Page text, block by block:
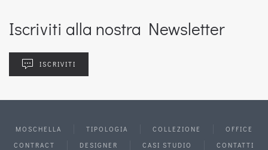
Iscriviti alla nostra Newsletter
ISCRIVITI
MOSCHELLA TIPOLOGIA COLLEZIONE
OFFICE
CONTRACT
DESIGNER CASI STUDIO
CONTATTI